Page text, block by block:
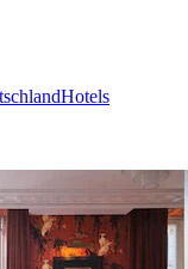
Hotels